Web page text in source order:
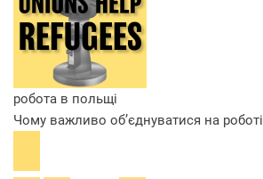
робота в польщі
Чому важливо обʼєднуватися на роботі
PLAY